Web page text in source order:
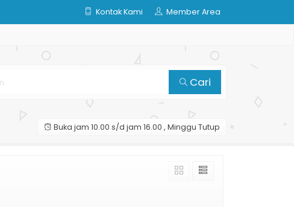
Kontak Kami Member Area
Cari
Buka jam 10.00 s/d jam 16.00 , Minggu Tutup